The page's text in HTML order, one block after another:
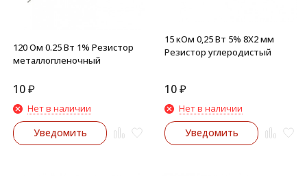
120 Ом 0.25 Вт 1% Резистор
металлопленочный
10₽
Нет в наличии
Уведомить
15 кОм 0,25 Вт 5% 8X2 мм
Резистор углеродистый
10₽
Нет в наличии
Уведомить